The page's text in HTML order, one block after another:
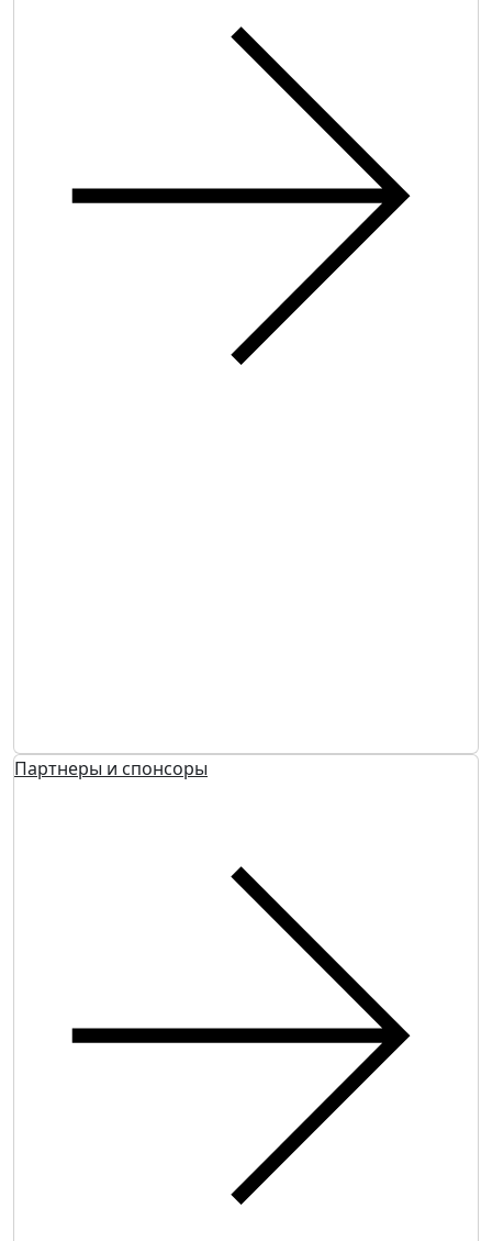
Партнеры и спонсоры